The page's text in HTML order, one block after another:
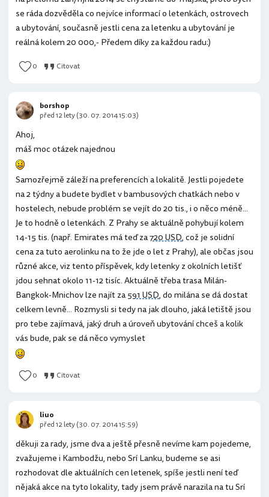
se ráda dozvěděla co nejvíce informací o letenkách, ostrovech
a ubytování, současně jestli cena za letenku a ubytování je
reálná kolem 20 000,- Předem díky za každou radu:)
0 Citovat
Ahoj,
máš moc otázek najednou
Samozřejmě záleží na preferencích a lokalitě. Jestli pojedete
na 2 týdny a budete bydlet v bambusových chatkách nebo v
hostelech, nebude problém se vejít do 20 tis., i o něco méně...
Je to hodně o letenkách. Z Prahy se aktuálně pohybují kolem
14-15 tis. (např. Emirates má teď za720 USD, což je solidní
cena za tuto aerolinku na to že jde o let z Prahy), ale občas jsou
různé akce, viz tento příspěvek, kdy letenky z okolních letišť
jdou sehnat okolo 11-12 tisíc. Aktuálně třeba trasa Milán-
Bangkok-Mnichov lze najít za591 USD, do milána se dá dostat
celkem levně... Rozmysli si tedy na jak dlouho, jaká letiště jsou
pro tebe zajímavá, jaký druh a úroveň ubytování chceš a kolik
vás bude, pak se dá něco vymyslet
0 Citovat
borshop
před 12 lety (30. 07. 2014 15:03)
děkuji za rady, jsme dva a ještě přesně nevíme kam pojedeme,
zvažujeme i Kambodžu, nebo Srí Lanku, budeme se asi
rozhodovat dle aktuálních cen letenek, spíše jestli není teď
nějaká akce na tyto lokality, tady jsem právě narazila na tu Srí
liuo
před 12 lety (30. 07. 2014 15:59)